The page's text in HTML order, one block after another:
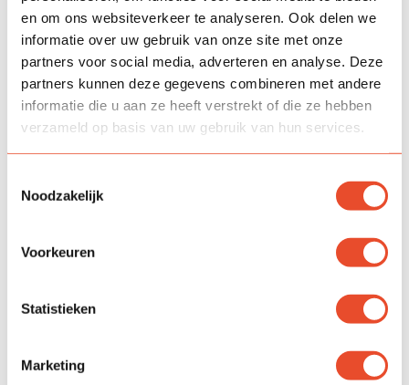
en om ons websiteverkeer te analyseren. Ook delen we
informatie over uw gebruik van onze site met onze
partners voor social media, adverteren en analyse. Deze
partners kunnen deze gegevens combineren met andere
informatie die u aan ze heeft verstrekt of die ze hebben
verzameld op basis van uw gebruik van hun services.
Noodzakelijk
Voorkeuren
Statistieken
Marketing
Waar zou jij graag meer over willen weten?
Bekijk de video